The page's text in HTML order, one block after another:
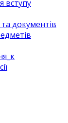
вступу
документів